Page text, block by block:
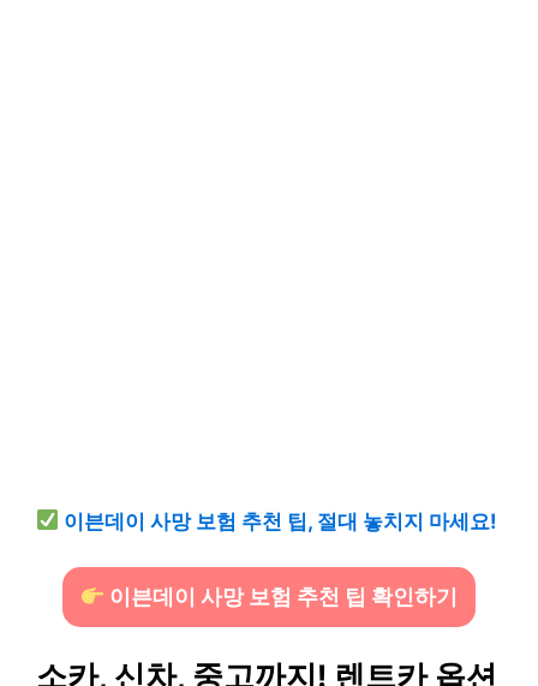
이븐데이 사망 보험 추천 팁, 절대 놓치지 마세요!
이븐데이 사망 보험 추천 팁 확인하기
소카, 신차, 중고까지! 렌트카 옵션